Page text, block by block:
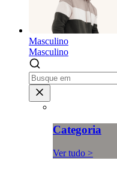
Masculino
Masculino
Categoria
Ver tudo >